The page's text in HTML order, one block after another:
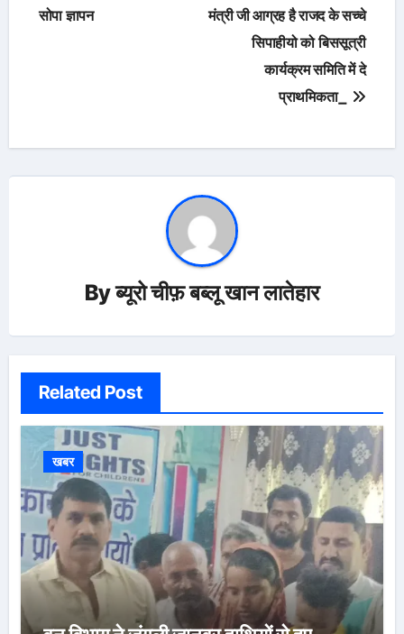
सोपा ज्ञापन
मंत्री जी आग्रह है राजद के सच्चे
सिपाहीयो को बिससूत्री
कार्यक्रम समिति में दे
प्राथमिकता_
Byब्यूरो चीफ़ बब्लू खान लातेहार
Related Post
खबर